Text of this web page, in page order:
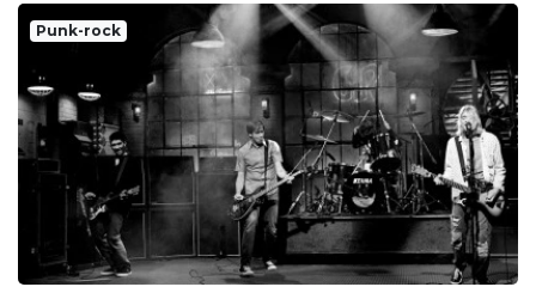
Punk-rock